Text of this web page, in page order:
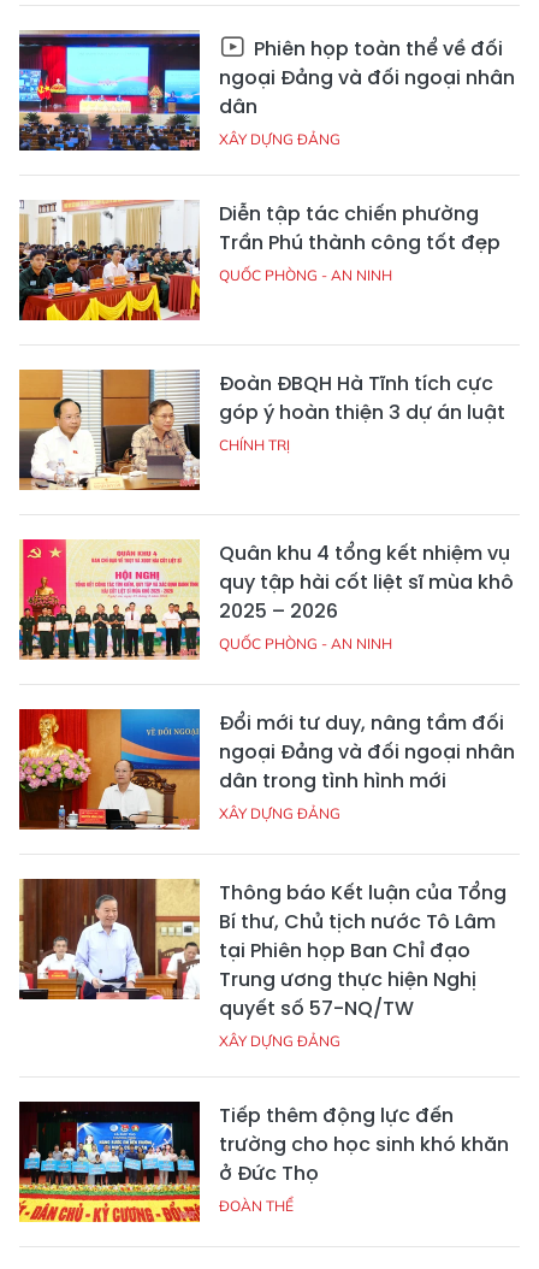
Phiên họp toàn thể về đối
ngoại Đảng và đối ngoại nhân
dân
XÂY DỰNG ĐẢNG
Diễn tập tác chiến phường
Trần Phú thành công tốt đẹp
QUỐC PHÒNG - AN NINH
Đoàn ĐBQH Hà Tĩnh tích cực
góp ý hoàn thiện 3 dự án luật
CHÍNH TRỊ
Quân khu 4 tổng kết nhiệm vụ
quy tập hài cốt liệt sĩ mùa khô
2025 – 2026
QUỐC PHÒNG - AN NINH
Đổi mới tư duy, nâng tầm đối
ngoại Đảng và đối ngoại nhân
dân trong tình hình mới
XÂY DỰNG ĐẢNG
Thông báo Kết luận của Tổng
Bí thư, Chủ tịch nước Tô Lâm
tại Phiên họp Ban Chỉ đạo
Trung ương thực hiện Nghị
quyết số 57-NQ/TW
XÂY DỰNG ĐẢNG
Tiếp thêm động lực đến
trường cho học sinh khó khăn
ở Đức Thọ
ĐOÀN THỂ